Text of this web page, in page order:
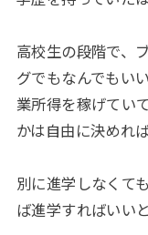
高校生の段階で、
グでもなんでもい
業所得を稼げてい
かは自由に決めれ
別に進学しなくて
ば進学すればいい